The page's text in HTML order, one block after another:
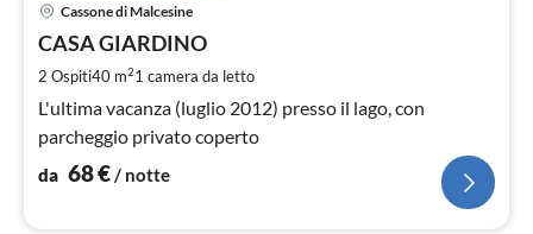
Cassone di Malcesine
CASA GIARDINO
2 Ospiti40 m21 camera da letto
L'ultima vacanza (luglio 2012) presso il lago, con
parcheggio privato coperto
da 68€/ notte